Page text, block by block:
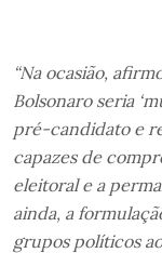
“Na ocasião,
Bolsonaro seria
pré-candidato e
capazes de
eleitoral e a
ainda, a
grupos políticos